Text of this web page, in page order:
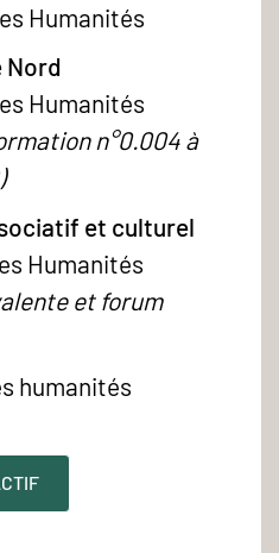
Humanités
Nord
Humanités
n°0.004 à
et culturel
Humanités
et forum
humanités